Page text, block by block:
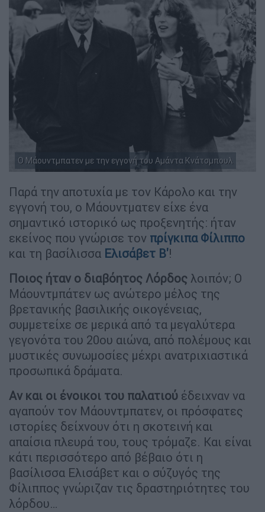
Ο Μάουντμπατεν με την εγγονή του Αμάντα Κνάτσμπουλ
Παρά την αποτυχία με τον Κάρολο και την
εγγονή του, ο Μάουντματεν είχε ένα
σημαντικό ιστορικό ως προξενητής: ήταν
εκείνος που γνώρισε τον πρίγκιπα Φίλιππο
και τη βασίλισσα Ελισάβετ Β'!
Ποιος ήταν ο διαβόητος Λόρδος λοιπόν; Ο
Μάουντμπάτεν ως ανώτερο μέλος της
βρετανικής βασιλικής οικογένειας,
συμμετείχε σε μερικά από τα μεγαλύτερα
γεγονότα του 20ου αιώνα, από πολέμους και
μυστικές συνωμοσίες μέχρι ανατριχιαστικά
προσωπικά δράματα.
Αν και οι ένοικοι του παλατιού έδειχναν να
αγαπούν τον Μάουντμπατεν, οι πρόσφατες
ιστορίες δείχνουν ότι η σκοτεινή και
απαίσια πλευρά του, τους τρόμαζε. Και είναι
κάτι περισσότερο από βέβαιο ότι η
βασίλισσα Ελισάβετ και ο σύζυγός της
Φίλιππος γνώριζαν τις δραστηριότητες του
λόρδου…